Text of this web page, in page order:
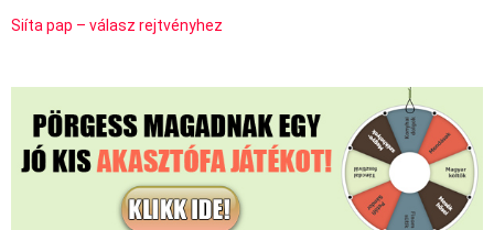
Siíta pap – válasz rejtvényhez